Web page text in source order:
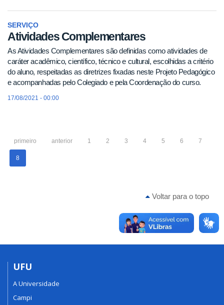
SERVIÇO
Atividades Complementares
As Atividades Complementares são definidas como atividades de
caráter acadêmico, científico, técnico e cultural, escolhidas a critério
do aluno, respeitadas as diretrizes fixadas neste Projeto Pedagógico
e acompanhadas pelo Colegiado e pela Coordenação do curso.
17/08/2021 - 00:00
primeiro anterior 1 2 3 4 5 6 7
8
Voltar para o topo
UFU
A Universidade
Campi